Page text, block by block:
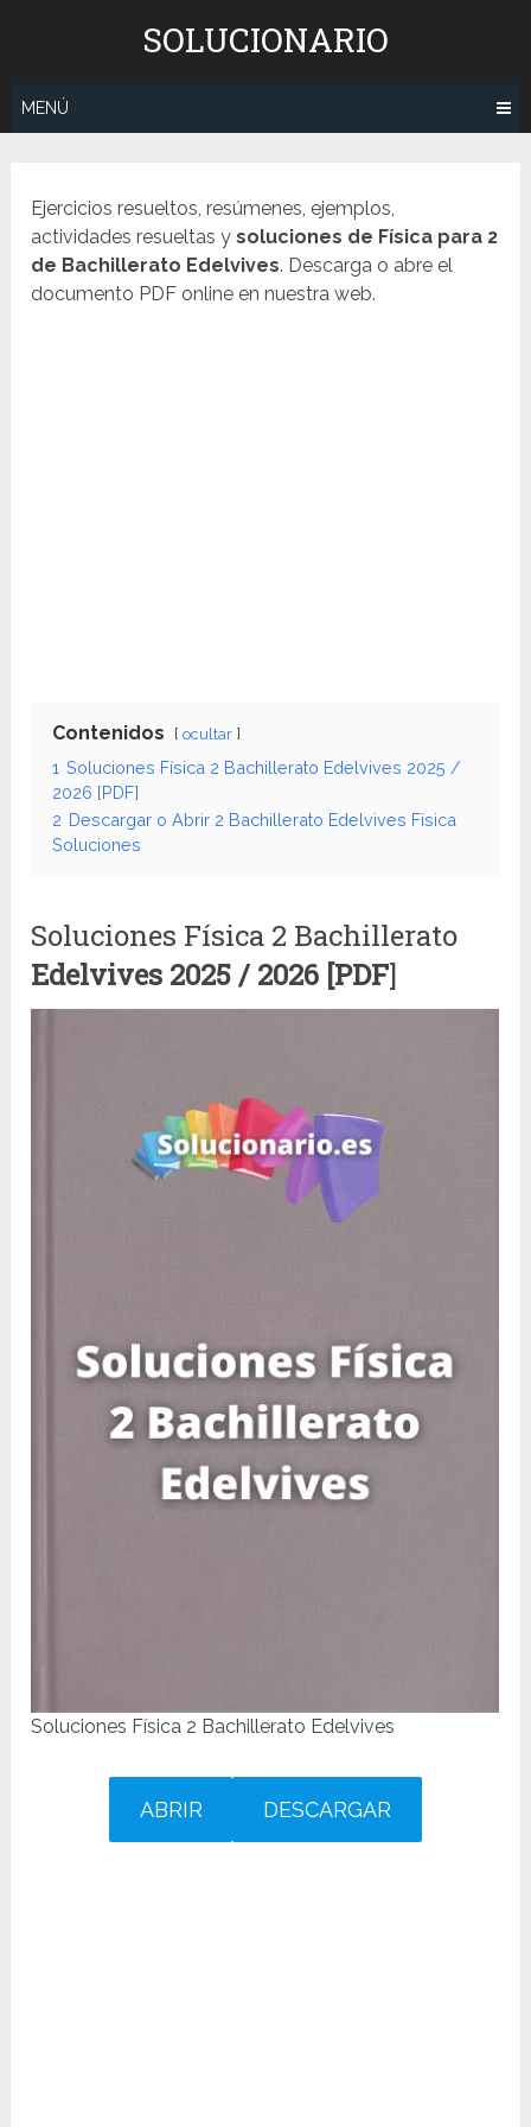
SOLUCIONARIO
MENÚ
Ejercicios resueltos, resúmenes, ejemplos,
actividades resueltas ysoluciones de Física para 2
de Bachillerato Edelvives. Descarga o abre el
documento PDF online en nuestra web.
Contenidos ocultar
1 Soluciones Física 2 Bachillerato Edelvives 2025 /
2026 [PDF]
2 Descargar o Abrir 2 Bachillerato Edelvives Física
Soluciones
Soluciones Física 2 Bachillerato
Edelvives 2025 / 2026 [PDF]
Soluciones Física 2 Bachillerato Edelvives
ABRIR DESCARGAR